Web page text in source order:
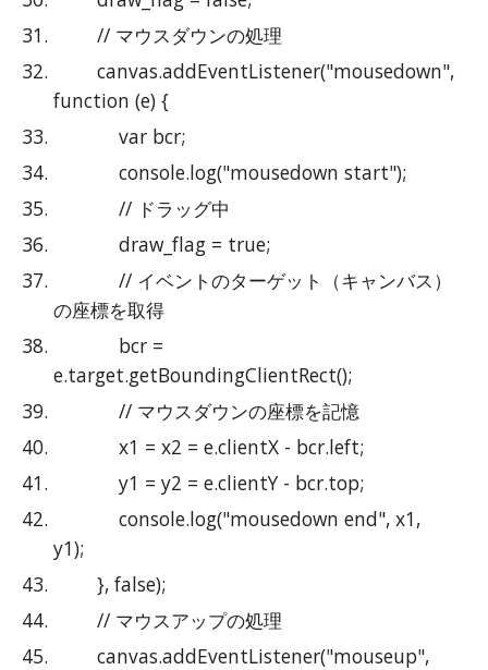
        // マウスダウンの処理
        canvas.addEventListener("mousedown",
function (e) {
            var bcr;
            console.log("mousedown start");
            // ドラッグ中
            draw_flag = true;
            // イベントのターゲット（キャンバス）
の座標を取得
e.target.getBoundingClientRect();
            // マウスダウンの座標を記憶
            x1 = x2 = e.clientX - bcr.left;
            y1 = y2 = e.clientY - bcr.top;
            console.log("mousedown end", x1,
y1);
        }, false);
        // マウスアップの処理
        canvas.addEventListener("mouseup",